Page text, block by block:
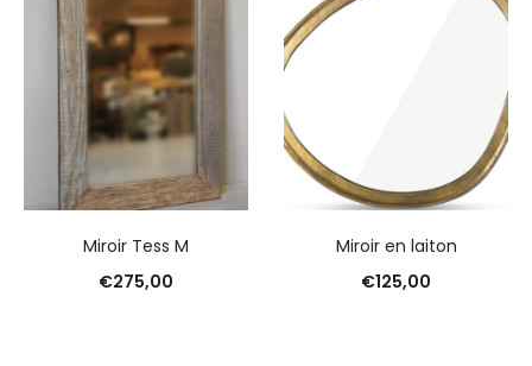
Miroir Tess M
€275,00
Miroir en laiton
€125,00